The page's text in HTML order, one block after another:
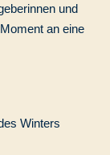
und
an eine